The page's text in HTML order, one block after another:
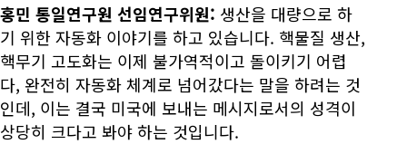
홍민 통일연구원 선임연구위원: 생산을 대량으로 하
기 위한 자동화 이야기를 하고 있습니다. 핵물질 생산,
핵무기 고도화는 이제 불가역적이고 돌이키기 어렵
다, 완전히 자동화 체계로 넘어갔다는 말을 하려는 것
인데, 이는 결국 미국에 보내는 메시지로서의 성격이
상당히 크다고 봐야 하는 것입니다.